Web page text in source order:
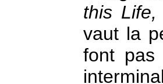
this
vaut la
font pas